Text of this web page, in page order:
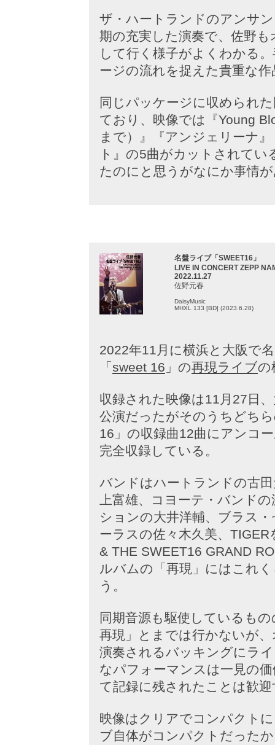
ザ・ハートランドのアンサ
期の充実した演奏で、佐野
して行く様子がよくわかる
ージの流れを捉えた貴重な
同じパッケージに収められ
ており、映像では『Young
まで）』『アンジェリーナ
ト』の5曲がカットされて
たのにと思うがなにか事情
名盤ライブ「SWEET16」
LIVE IN CONCERT ZEPP
2022.11.27
佐野元春
DaisyMusic
MHXL 133 [BD] (2023.6.28)
2022年11月に横浜と大阪で
「 sweet 16 」の再現ライブの
収録された映像は11月27日
公演だったがそのうちどち
16」の収録曲12曲にアンコ
完全収録している。
バンドはハートランドの古
上富雄、コヨーテ・バンド
ションの大井洋輔、ブラス
ーラスの佐々木久美、
& THE SWEET16 GRAND
ルバムの「再現」にはこれ
う。
同期音源も駆使しているも
再現」とまでは行かないが
演奏されるバッキングにラ
なパフォーマンスは一見の
て記録に残されたことは歓
映像はクリアでコンパクト
ブ自体がコンパクトだった